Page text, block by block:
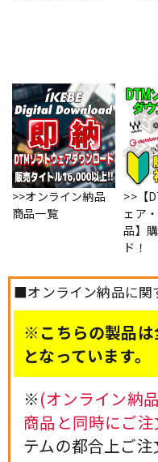
>>オンライン納品
商品一覧
>>【
ェア
品】
ド！
■オンライン納品に関
※こちらの製品は
となっています。
※(オンライン納
商品と同時にご
テムの都合上ご